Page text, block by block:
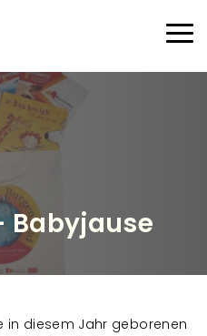
Babyjause
in diesem Jahr geborenen